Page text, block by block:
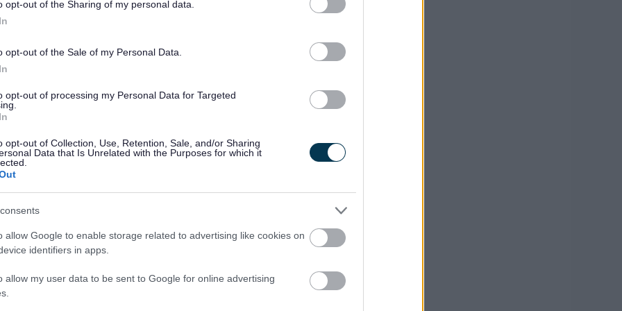
opt-out of the Sharing of my personal data.
opt-out of the Sale of my Personal Data.
opt-out of processing my Personal Data for Targeted
opt-out of Collection, Use, Retention, Sale, and/or Sharing
Data that Is Unrelated with the Purposes for which it
allow Google to enable storage related to advertising like cookies on
identifiers in apps.
allow my user data to be sent to Google for online advertising
gan Lywodraeth y DU trwy Gronfa Ffyniant
benodol i gefnogi prosiectau bach, lleol sy’n gallu
eu syniadau ar gyfer gwella’u hardaloedd a chymryd
Am Sir Fynwy, a bydd copïau papur o’r ffurflen
Cyngor. Bydd y broses ymgeisio ar agor rhwng 1
ag ymgeiswyr llwyddiannus ar ôl 1 Rhagfyr 2025 i
arfaethedig: wella’r amgylchedd, llesiant neu
a gallu cael eu cyflawni erbyn 31 Mawrth 2026.
yn barod, er y gall weithio ochr yn ochr â nhw.
dros Gydraddoldeb ac Ymgysylltu: “Dyma gyfle gwych
eich bod chi am greu gardd gymunedol newydd,
penodol. Beth bynnag yw’ch syniad, rydyn ni am i
annog unrhyw un sydd â syniad ar gyfer prosiect